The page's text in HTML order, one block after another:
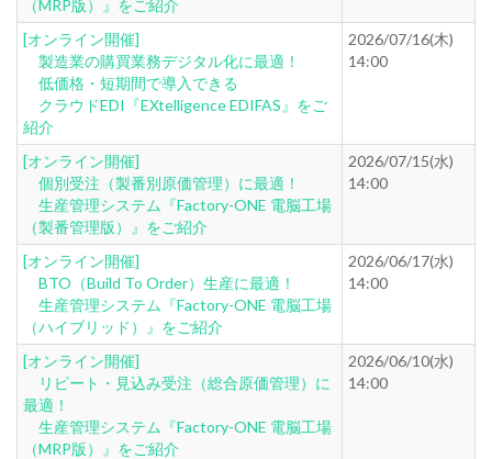
（MRP版）』をご紹介
[オンライン開催]
製造業の購買業務デジタル化に最適！
低価格・短期間で導入できる
クラウドEDI『EXtelligence EDIFAS』をご
紹介
2026/07/16(木)
14:00
[オンライン開催]
個別受注（製番別原価管理）に最適！
生産管理システム『Factory-ONE 電脳工場
（製番管理版）』をご紹介
2026/07/15(水)
14:00
[オンライン開催]
BTO（Build To Order）生産に最適！
生産管理システム『Factory-ONE 電脳工場
（ハイブリッド）』をご紹介
2026/06/17(水)
14:00
[オンライン開催]
リピート・見込み受注（総合原価管理）に
最適！
生産管理システム『Factory-ONE 電脳工場
（MRP版）』をご紹介
2026/06/10(水)
14:00